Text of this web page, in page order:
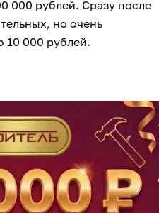
000 рублей. Сразу после
но очень
10 000 рублей.